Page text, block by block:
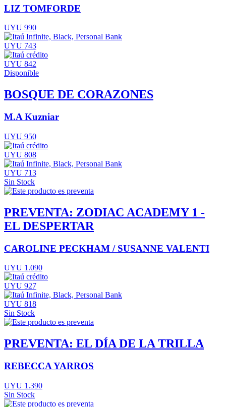
LIZ TOMFORDE
UYU 990
UYU 743
UYU 842
Disponible
BOSQUE DE CORAZONES
M.A Kuzniar
UYU 950
UYU 808
UYU 713
Sin Stock
PREVENTA: ZODIAC ACADEMY 1 -
EL DESPERTAR
CAROLINE PECKHAM / SUSANNE VALENTI
UYU 1.090
UYU 927
UYU 818
Sin Stock
PREVENTA: EL DÍA DE LA TRILLA
REBECCA YARROS
UYU 1.390
Sin Stock